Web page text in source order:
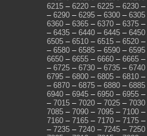
6215 – 6220 – 6225 – 6230 –
– 6290 – 6295 – 6300 – 6305
6360 – 6365 – 6370 – 6375 –
– 6435 – 6440 – 6445 – 6450
6505 – 6510 – 6515 – 6520 –
– 6580 – 6585 – 6590 – 6595
6650 – 6655 – 6660 – 6665 –
– 6725 – 6730 – 6735 – 6740
6795 – 6800 – 6805 – 6810 –
– 6870 – 6875 – 6880 – 6885
6940 – 6945 – 6950 – 6955 –
– 7015 – 7020 – 7025 – 7030
7085 – 7090 – 7095 – 7100 –
7160 – 7165 – 7170 – 7175 –
– 7235 – 7240 – 7245 – 7250